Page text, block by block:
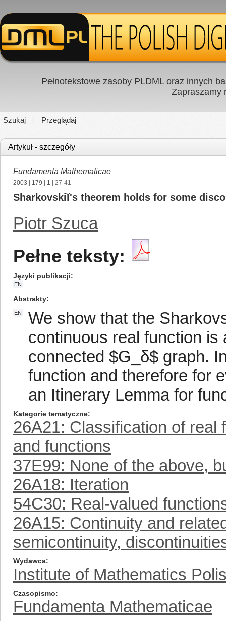
Pełnotekstowe zasoby PLDML oraz innych
Zapraszamy
Szukaj Przeglądaj
Artykuł - szczegóły
Fundamenta Mathematicae
2003 179 1 | 27-41
Sharkovskiĭ's theorem holds for some
Piotr Szuca
Pełne teksty:
Języki publikacji
EN
Abstrakty
EN
We show that the
continuous real function
connected $G_δ$ graph.
function and therefore for
an Itinerary Lemma for
Kategorie tematyczne
26A21: Classification of
and functions
37E99: None of the above,
26A18: Iteration
54C30: Real-valued
26A15: Continuity and
semicontinuity,
Wydawca
Institute of Mathematics
Czasopismo
Fundamenta Mathematicae